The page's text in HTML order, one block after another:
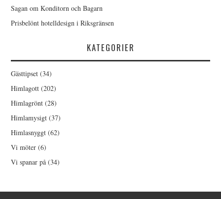
Sagan om Konditorn och Bagarn
Prisbelönt hotelldesign i Riksgränsen
KATEGORIER
Gästtipset (34)
Himlagott (202)
Himlagrönt (28)
Himlamysigt (37)
Himlasnyggt (62)
Vi möter (6)
Vi spanar på (34)